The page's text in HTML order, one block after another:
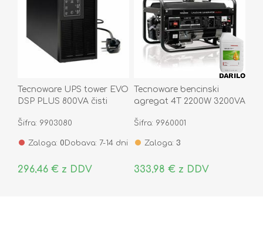
Tecnoware UPS tower EVO
DSP PLUS 800VA čisti
FGCEDP802IEC
Šifra: 9903080
Zaloga: 0 Dobava: 7-14 dni
296,46 € z DDV
Tecnoware bencinski
agregat 4T 2200W 3200VA
Šifra: 9960001
Zaloga: 3
333,98 € z DDV